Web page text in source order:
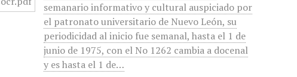
semanario informativo y cultural auspiciado por
el patronato universitario de Nuevo León, su
periodicidad al inicio fue semanal, hasta el 1 de
junio de 1975, con el No 1262 cambia a docenal
y es hasta el 1 de…